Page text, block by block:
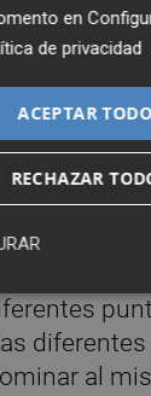
están en
y que han
en
al
en
de privacidad
ACEPTAR TODO
RECHAZAR